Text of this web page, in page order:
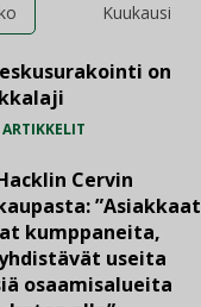
Kuukausi
on
Cervin
”Asiakkaat
kumppaneita,
useita
osaamisalueita